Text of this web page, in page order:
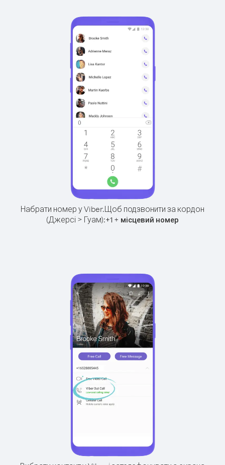
Набрати номер у Viber.Щоб подзвонити за кордон
(Джерсі > Гуам):+1 + місцевий номер